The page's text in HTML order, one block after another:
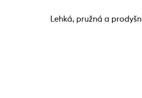
Lehká, pružná a